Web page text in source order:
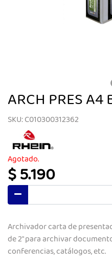
ARCH PRES A4
SKU: C010300312362
Agotado.
$ 5.190
Archivador carta de
de 2″ para archivar
conferencias, catálogos, etc.